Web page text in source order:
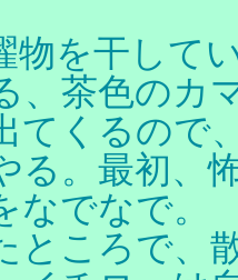
物を干して
、茶色のカ
てくるので
る。最初、
なでなで。
ところで、